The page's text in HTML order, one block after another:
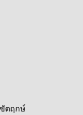
ตฤกษ์